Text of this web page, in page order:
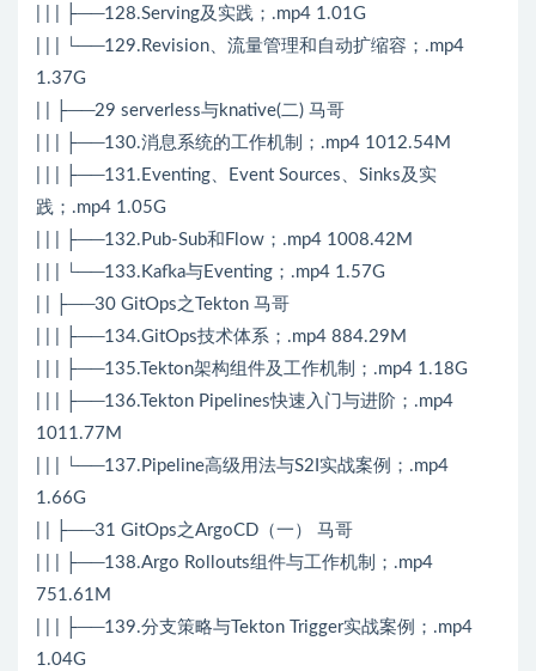
| | | ├──128.Serving及实践；.mp4 1.01G
| | | └──129.Revision、流量管理和自动扩缩容；.mp4
1.37G
| | ├──29 serverless与knative(二) 马哥
| | | ├──130.消息系统的工作机制；.mp4 1012.54M
| | | ├──131.Eventing、Event Sources、Sinks及实
践；.mp4 1.05G
| | | ├──132.Pub-Sub和Flow；.mp4 1008.42M
| | | └──133.Kafka与Eventing；.mp4 1.57G
| | ├──30 GitOps之Tekton 马哥
| | | ├──134.GitOps技术体系；.mp4 884.29M
| | | ├──135.Tekton架构组件及工作机制；.mp4 1.18G
| | | ├──136.Tekton Pipelines快速入门与进阶；.mp4
1011.77M
| | | └──137.Pipeline高级用法与S2I实战案例；.mp4
1.66G
| | ├──31 GitOps之ArgoCD（一） 马哥
| | | ├──138.Argo Rollouts组件与工作机制；.mp4
751.61M
| | | ├──139.分支策略与Tekton Trigger实战案例；.mp4
1.04G